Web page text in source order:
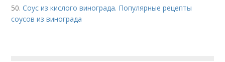
50.Соус из кислого винограда. Популярные рецепты
соусов из винограда